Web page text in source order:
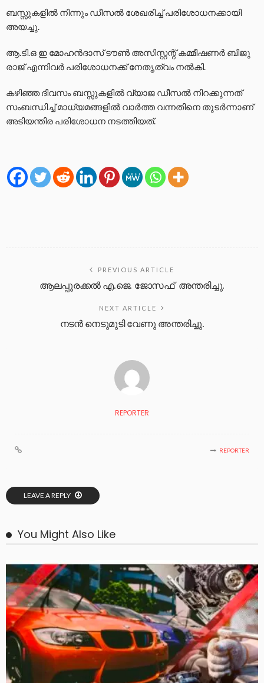
ബസ്സുകളിൽ നിന്നും ഡീസൽ ശേഖരിച്ച് പരിശോധനക്കായി
അയച്ചു.
ആ.ടി.ഒ ഇ മോഹൻദാസ് ടൗൺ അസിസ്റ്റന്റ് കമ്മീഷണർ ബിജു
രാജ് എന്നിവർ പരിശോധനക്ക് നേതൃത്വം നൽകി.
കഴിഞ്ഞ ദിവസം ബസ്സുകളിൽ വ്യാജ ഡീസൽ നിറക്കുന്നത്
സംബന്ധിച്ച് മാധ്യമങ്ങളിൽ വാർത്ത വന്നതിനെ തുടർന്നാണ്
അടിയന്തിര പരിശോധന നടത്തിയത്.
PREVIOUS ARTICLE
ആലപ്പുരക്കൽ എ.ജെ. ജോസഫ് അന്തരിച്ചു.
NEXT ARTICLE
നടന്‍ നെടുമുടി വേണു അന്തരിച്ചു.
REPORTER
REPORTER
LEAVE A REPLY
You Might Also Like